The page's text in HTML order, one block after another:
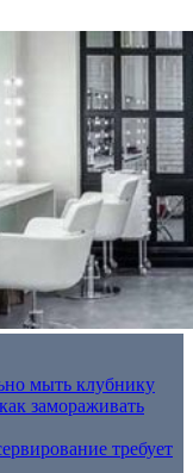
мыть клубнику
замораживать
требует